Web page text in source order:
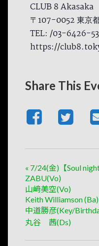
CLUB 8 Akasaka
〒107-0052 東京
TEL: /03-6426-
https://
Share This
« 7/24(金)【Soul night
ZABU(Vo)
山﨑美空(Vo)
Keith Williamson (Ba)
中道勝彦(Key/
丸谷 茜(Ds)